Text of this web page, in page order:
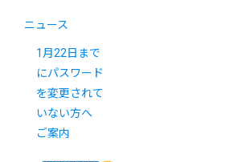
ニュース
1月22日まで
にパスワード
を変更されて
いない方へ
ご案内